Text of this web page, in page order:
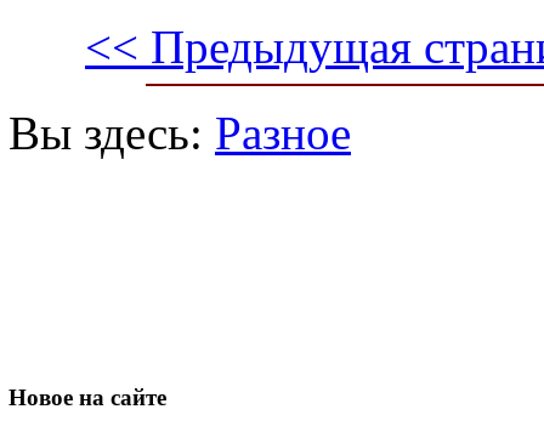
<< Предыдущая
Вы здесь: Разное
Новое на сайте